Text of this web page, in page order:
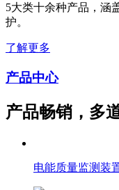
5大类十余种产品，涵
护。
了解更多
产品中心
产品畅销，多
电能质量监测装